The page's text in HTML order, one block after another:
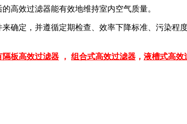
高效过滤器能有效地维持室内空气质量。
确定，并遵循定期检查、效率下降标准、污染
隔板高效过滤器 ， 组合式高效过滤器 ， 液槽式高效